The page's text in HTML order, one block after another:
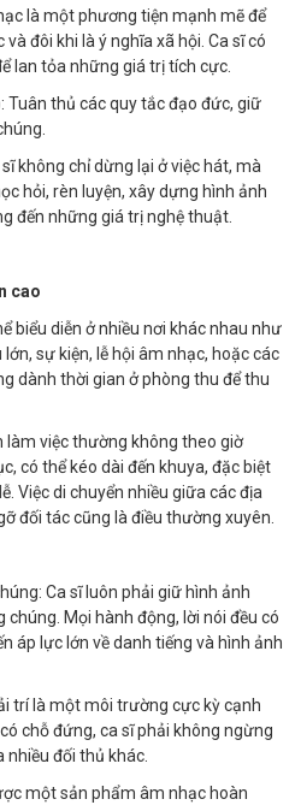
là một phương tiện mạnh mẽ để
đôi khi là ý nghĩa xã hội. Ca sĩ có
lan tỏa những giá trị tích cực.
Tuân thủ các quy tắc đạo đức, giữ
không chỉ dừng lại ở việc hát, mà
hỏi, rèn luyện, xây dựng hình ảnh
đến những giá trị nghệ thuật.
cao
biểu diễn ở nhiều nơi khác nhau như
sự kiện, lễ hội âm nhạc, hoặc các
dành thời gian ở phòng thu để thu
làm việc thường không theo giờ
có thể kéo dài đến khuya, đặc biệt
Việc di chuyển nhiều giữa các địa
đối tác cũng là điều thường xuyên.
Ca sĩ luôn phải giữ hình ảnh
Mọi hành động, lời nói đều có
áp lực lớn về danh tiếng và hình ảnh
trí là một môi trường cực kỳ cạnh
chỗ đứng, ca sĩ phải không ngừng
đối thủ khác.
một sản phẩm âm nhạc hoàn